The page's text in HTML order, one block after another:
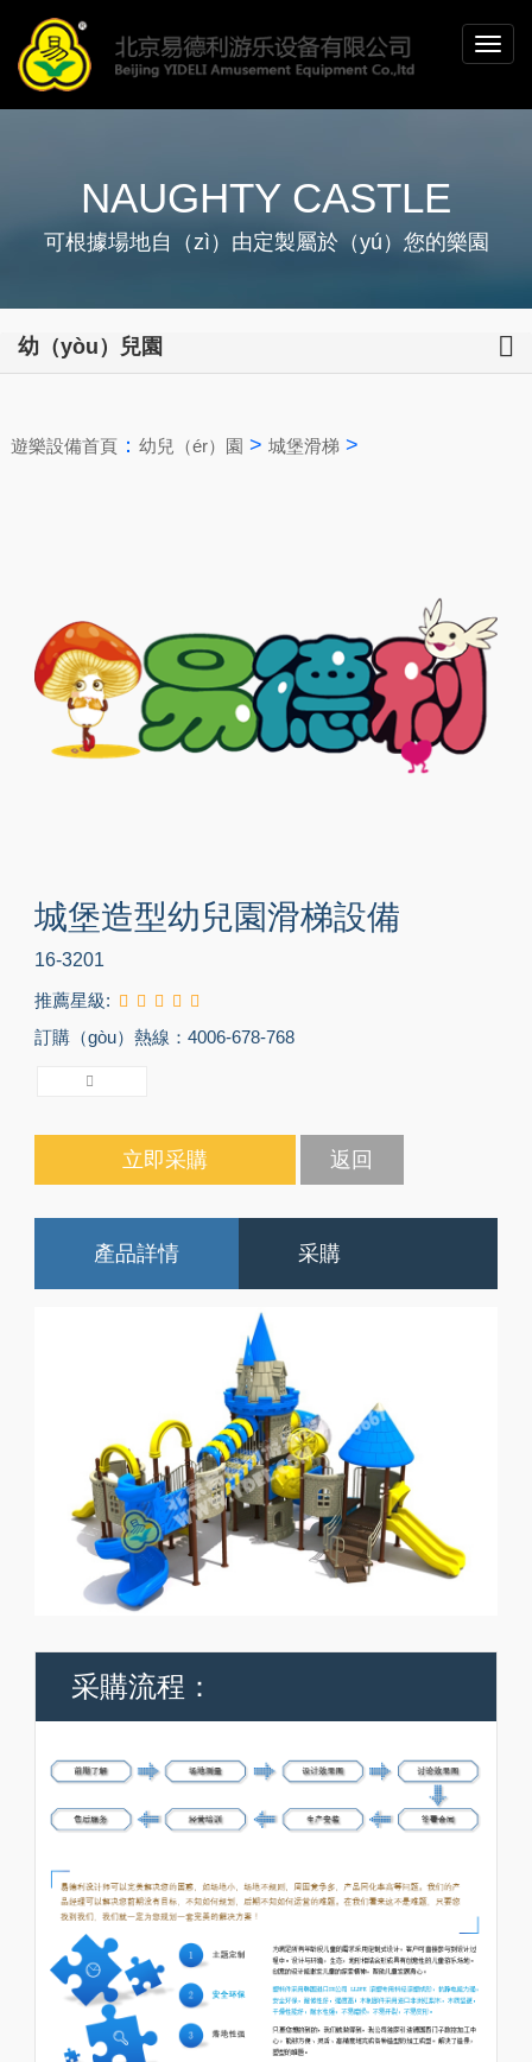
NAUGHTY CASTLE
可根據場地自（zì）由定製屬於（yú）您的樂園
幼（yòu）兒園
遊樂設備首頁： 幼兒（ér）園 > 城堡滑梯>
城堡造型幼兒園滑梯設備
16-3201
推薦星級:
訂購（gòu）熱線：4006-678-768
立即采購 返回
產品詳情 采購
采購流程：